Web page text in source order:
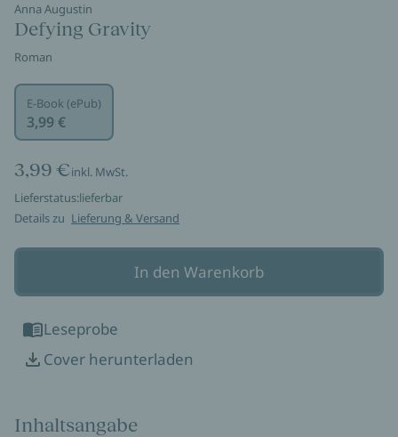
Anna Augustin
Defying Gravity
Roman
E-Book (ePub)
3,99 €
3,99 €inkl. MwSt.
Lieferstatus:lieferbar
Details zu Lieferung & Versand
In den Warenkorb
Leseprobe
Cover herunterladen
Inhaltsangabe